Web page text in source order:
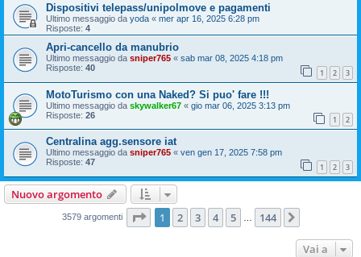
Dispositivi telepass/unipolmove e pagamenti
Ultimo messaggio da yoda « mer apr 16, 2025 6:28 pm
Risposte: 4
Apri-cancello da manubrio
Ultimo messaggio da sniper765 « sab mar 08, 2025 4:18 pm
Risposte: 40 1 2 3
MotoTurismo con una Naked? Si puo' fare !!!
Ultimo messaggio da skywalker67 « gio mar 06, 2025 3:13 pm
Risposte: 26 1 2
Centralina agg.sensore iat
Ultimo messaggio da sniper765 « ven gen 17, 2025 7:58 pm
Risposte: 47 1 2 3
Nuovo argomento
3579 argomenti Pagina di 144
1 2 3 4 5 144
Vai a